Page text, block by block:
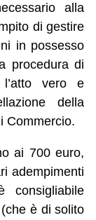
alla
di gestire
in possesso
procedura di
l’atto vero e
della
Commercio.
ai 700 euro,
adempimenti
è di solito